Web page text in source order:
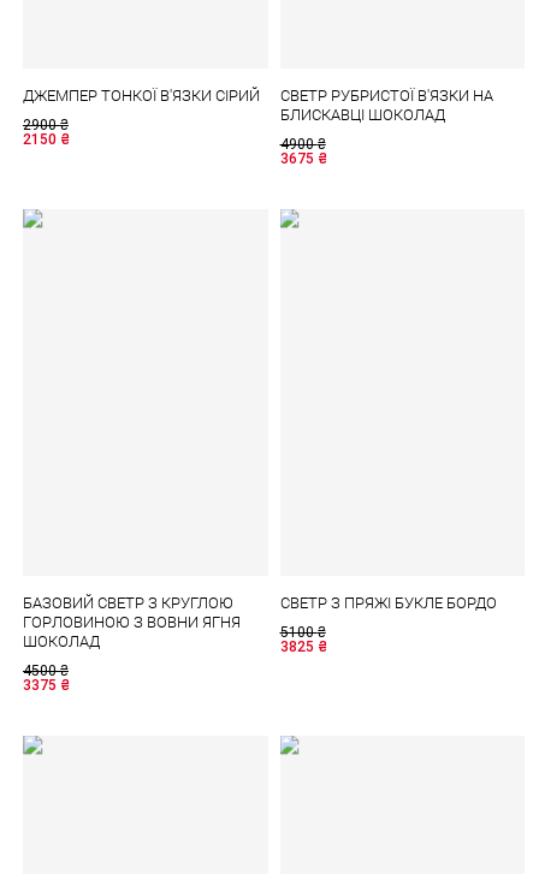
ДЖЕМПЕР ТОНКОЇ В'ЯЗКИ СІРИЙ
2900₴
2150 ₴
СВЕТР РУБРИСТОЇ В'ЯЗКИ НА
БЛИСКАВЦІ ШОКОЛАД
4900₴
3675 ₴
БАЗОВИЙ СВЕТР З КРУГЛОЮ
ГОРЛОВИНОЮ З ВОВНИ ЯГНЯ
ШОКОЛАД
4500₴
3375 ₴
СВЕТР З ПРЯЖІ БУКЛЕ БОРДО
5100₴
3825 ₴